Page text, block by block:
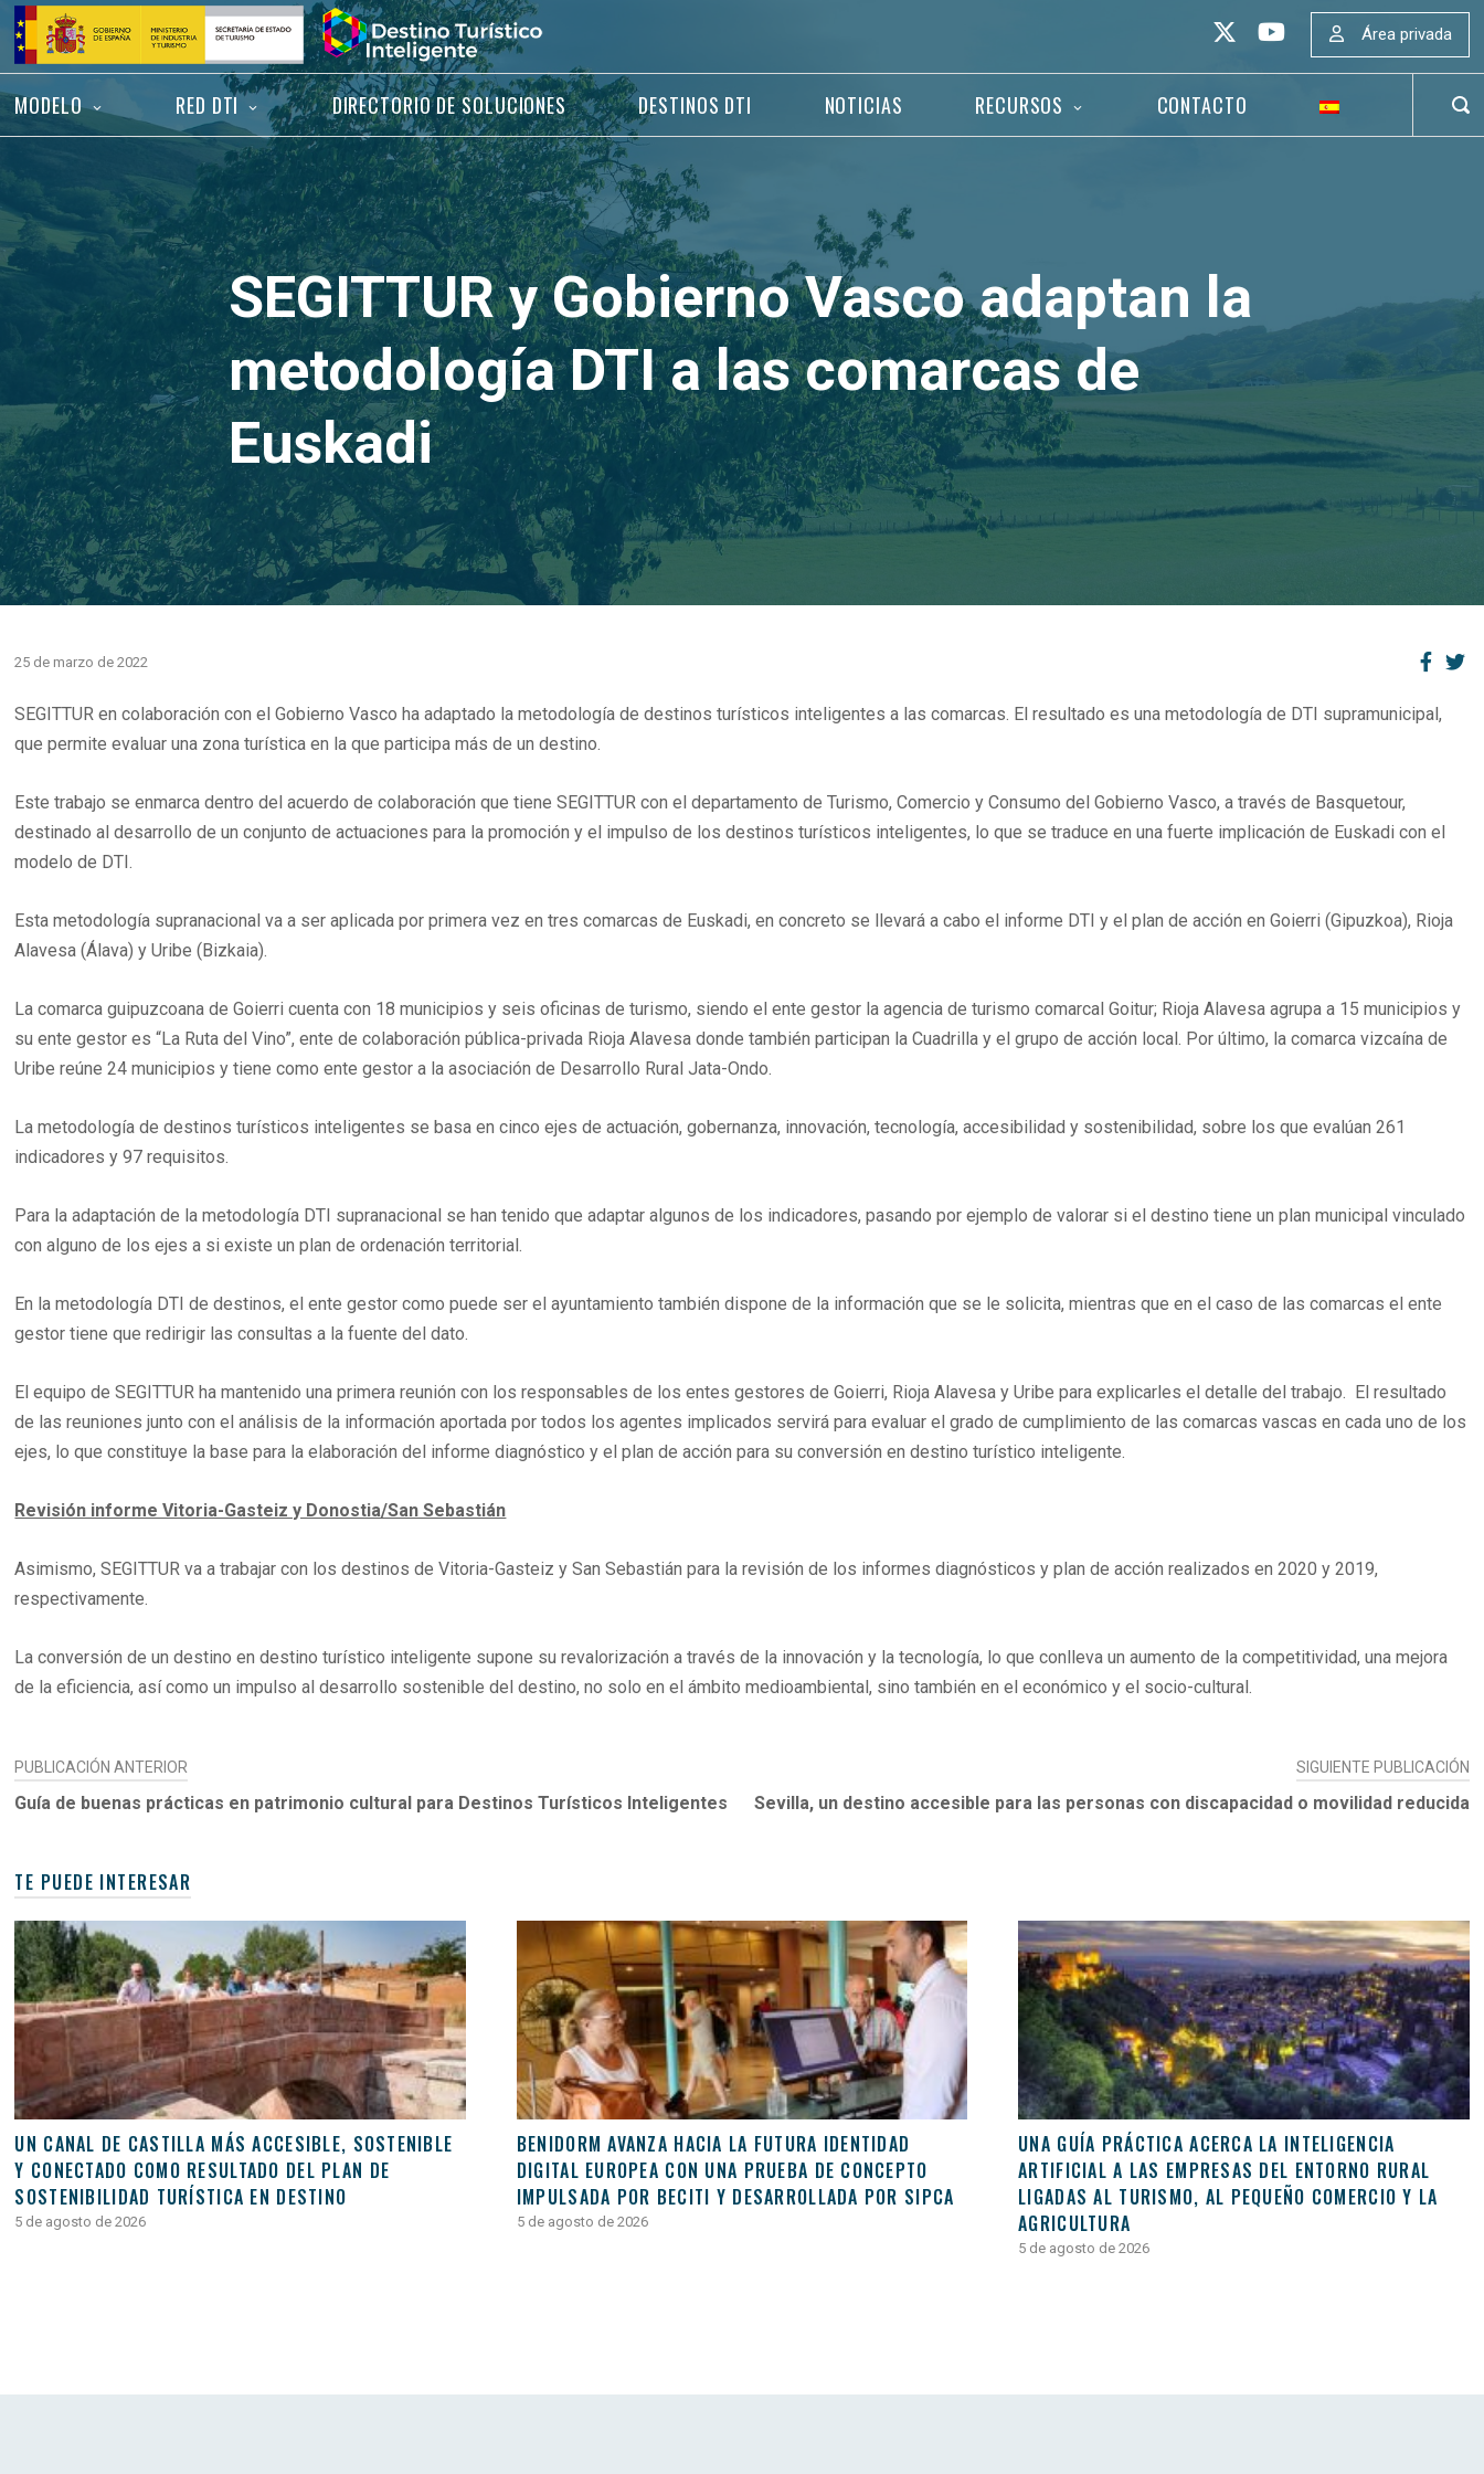
Saltar
contenido
Inicio
Área privada
MODELO RED DTI DIRECTORIO DE SOLUCIONES DESTINOS DTI NOTICIAS RECURSOS CONTACTO
SEGITTUR y Gobierno Vasco adaptan la
metodología DTI a las comarcas de
Euskadi
25 de marzo de 2022
SEGITTUR en colaboración con el Gobierno Vasco ha adaptado la metodología de destinos turísticos inteligentes a las comarcas. El resultado es una metodología de DTI supramunicipal,
que permite evaluar una zona turística en la que participa más de un destino.
Este trabajo se enmarca dentro del acuerdo de colaboración que tiene SEGITTUR con el departamento de Turismo, Comercio y Consumo del Gobierno Vasco, a través de Basquetour,
destinado al desarrollo de un conjunto de actuaciones para la promoción y el impulso de los destinos turísticos inteligentes, lo que se traduce en una fuerte implicación de Euskadi con el
modelo de DTI.
Esta metodología supranacional va a ser aplicada por primera vez en tres comarcas de Euskadi, en concreto se llevará a cabo el informe DTI y el plan de acción en Goierri (Gipuzkoa), Rioja
Alavesa (Álava) y Uribe (Bizkaia).
La comarca guipuzcoana de Goierri cuenta con 18 municipios y seis oficinas de turismo, siendo el ente gestor la agencia de turismo comarcal Goitur; Rioja Alavesa agrupa a 15 municipios y
su ente gestor es “La Ruta del Vino”, ente de colaboración pública-privada Rioja Alavesa donde también participan la Cuadrilla y el grupo de acción local. Por último, la comarca vizcaína de
Uribe reúne 24 municipios y tiene como ente gestor a la asociación de Desarrollo Rural Jata-Ondo.
La metodología de destinos turísticos inteligentes se basa en cinco ejes de actuación, gobernanza, innovación, tecnología, accesibilidad y sostenibilidad, sobre los que evalúan 261
indicadores y 97 requisitos.
Para la adaptación de la metodología DTI supranacional se han tenido que adaptar algunos de los indicadores, pasando por ejemplo de valorar si el destino tiene un plan municipal vinculado
con alguno de los ejes a si existe un plan de ordenación territorial.
En la metodología DTI de destinos, el ente gestor como puede ser el ayuntamiento también dispone de la información que se le solicita, mientras que en el caso de las comarcas el ente
gestor tiene que redirigir las consultas a la fuente del dato.
El equipo de SEGITTUR ha mantenido una primera reunión con los responsables de los entes gestores de Goierri, Rioja Alavesa y Uribe para explicarles el detalle del trabajo. El resultado
de las reuniones junto con el análisis de la información aportada por todos los agentes implicados servirá para evaluar el grado de cumplimiento de las comarcas vascas en cada uno de los
ejes, lo que constituye la base para la elaboración del informe diagnóstico y el plan de acción para su conversión en destino turístico inteligente.
Revisión informe Vitoria-Gasteiz y Donostia/San Sebastián
Asimismo, SEGITTUR va a trabajar con los destinos de Vitoria-Gasteiz y San Sebastián para la revisión de los informes diagnósticos y plan de acción realizados en 2020 y 2019,
respectivamente.
La conversión de un destino en destino turístico inteligente supone su revalorización a través de la innovación y la tecnología, lo que conlleva un aumento de la competitividad, una mejora
de la eficiencia, así como un impulso al desarrollo sostenible del destino, no solo en el ámbito medioambiental, sino también en el económico y el socio-cultural.
NAVEGACIÓN
DE
PUBLICACIÓN ANTERIOR
Guía de buenas prácticas en patrimonio cultural para Destinos Turísticos Inteligentes
SIGUIENTE PUBLICACIÓN
Sevilla, un destino accesible para las personas con discapacidad o movilidad reducida
TE PUEDE INTERESAR
UN CANAL DE CASTILLA MÁS ACCESIBLE, SOSTENIBLE
Y CONECTADO COMO RESULTADO DEL PLAN DE
SOSTENIBILIDAD TURÍSTICA EN DESTINO
5 de agosto de 2026
BENIDORM AVANZA HACIA LA FUTURA IDENTIDAD
DIGITAL EUROPEA CON UNA PRUEBA DE CONCEPTO
IMPULSADA POR BECITI Y DESARROLLADA POR SIPCA
5 de agosto de 2026
UNA GUÍA PRÁCTICA ACERCA LA INTELIGENCIA
ARTIFICIAL A LAS EMPRESAS DEL ENTORNO RURAL
LIGADAS AL TURISMO, AL PEQUEÑO COMERCIO Y LA
AGRICULTURA
5 de agosto de 2026